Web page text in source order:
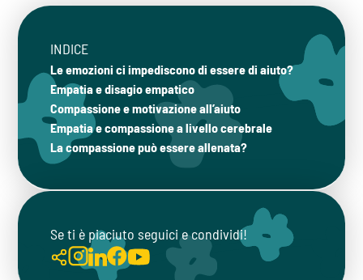
INDICE
Le emozioni ci impediscono di essere di aiuto?
Empatia e disagio empatico
Compassione e motivazione all’aiuto
Empatia e compassione a livello cerebrale
La compassione può essere allenata?
Se ti è piaciuto seguici e condividi!